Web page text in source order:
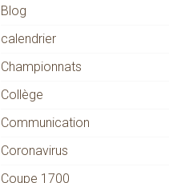
Blog
calendrier
Championnats
Collège
Communication
Coronavirus
Coupe 1700